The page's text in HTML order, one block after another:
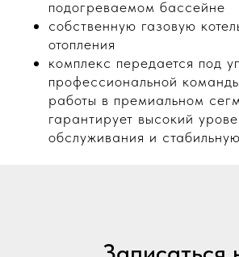
подогреваемом бассейне
собственную газовую
отопления
комплекс передается под
профессиональной
работы в премиальном
гарантирует высокий
обслуживания и